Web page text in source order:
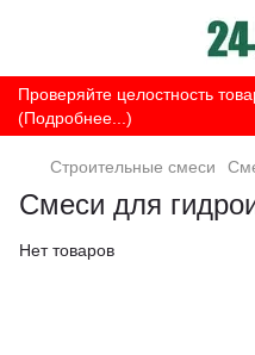
Проверяйте целостность
(Подробнее...)
Строительные смеси
Смеси для
Нет товаров